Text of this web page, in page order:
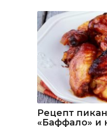
Рецепт
«Баффало» и